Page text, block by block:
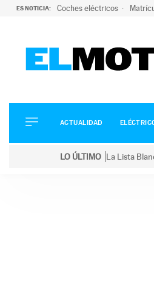
ES NOTICIA: Coches eléctricos
ELÉCTRICOS
CONDUCIR
ACTUALIDAD
LO ÚLTIMO La Lista